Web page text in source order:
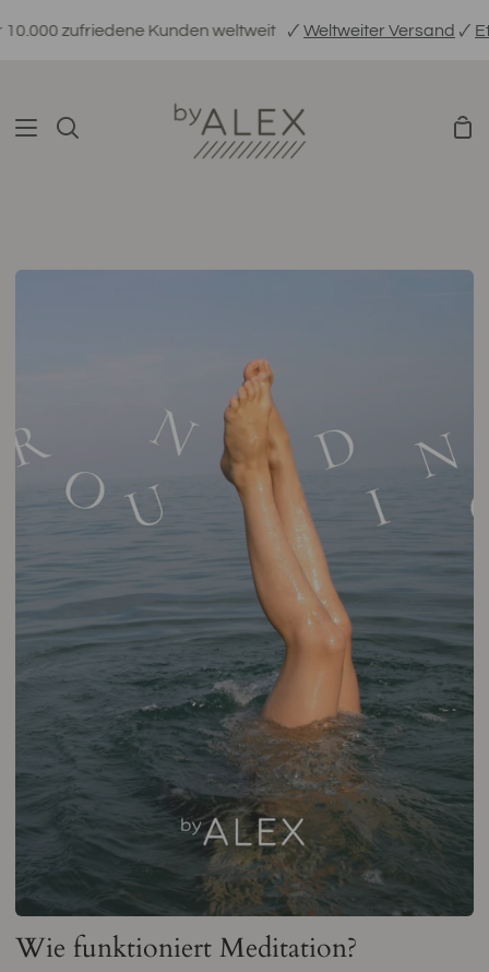
zumzufriedene Kunden weltweit 🗸Weltweiter Versand🗸Ethisch
Suchen
Wie funktioniert Meditation?